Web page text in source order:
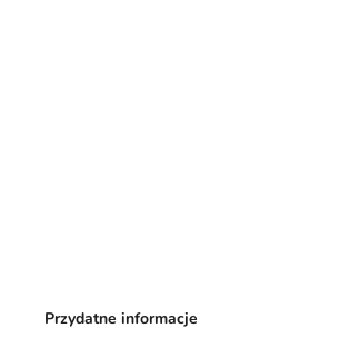
Przydatne informacje